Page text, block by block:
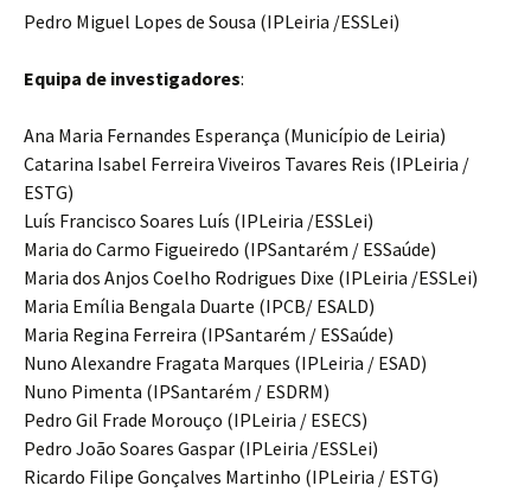
Pedro Miguel Lopes de Sousa (IPLeiria /ESSLei)
Equipa de investigadores:
Ana Maria Fernandes Esperança (Município de Leiria)
Catarina Isabel Ferreira Viveiros Tavares Reis (IPLeiria /
ESTG)
Luís Francisco Soares Luís (IPLeiria /ESSLei)
Maria do Carmo Figueiredo (IPSantarém / ESSaúde)
Maria dos Anjos Coelho Rodrigues Dixe (IPLeiria /ESSLei)
Maria Emília Bengala Duarte (IPCB/ ESALD)
Maria Regina Ferreira (IPSantarém / ESSaúde)
Nuno Alexandre Fragata Marques (IPLeiria / ESAD)
Nuno Pimenta (IPSantarém / ESDRM)
Pedro Gil Frade Morouço (IPLeiria / ESECS)
Pedro João Soares Gaspar (IPLeiria /ESSLei)
Ricardo Filipe Gonçalves Martinho (IPLeiria / ESTG)